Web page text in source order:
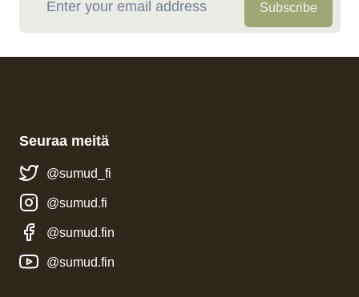
Subscribe
Seuraa meitä
@sumud_fi
@sumud.fi
@sumud.fin
@sumud.fin